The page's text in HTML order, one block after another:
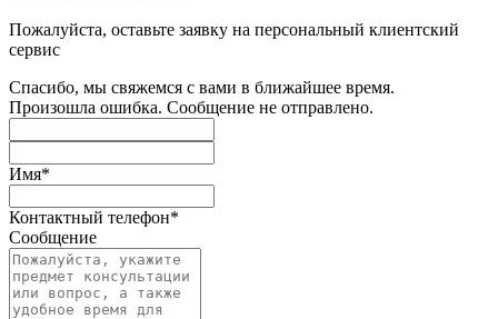
Пожалуйста, оставьте заявку на персональный клиентский
сервис
Спасибо, мы свяжемся с вами в ближайшее время.
Произошла ошибка. Сообщение не отправлено.
Имя*
Контактный телефон*
Сообщение